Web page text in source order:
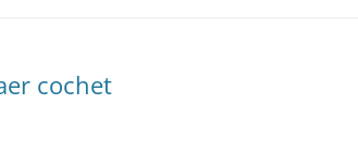
cochet